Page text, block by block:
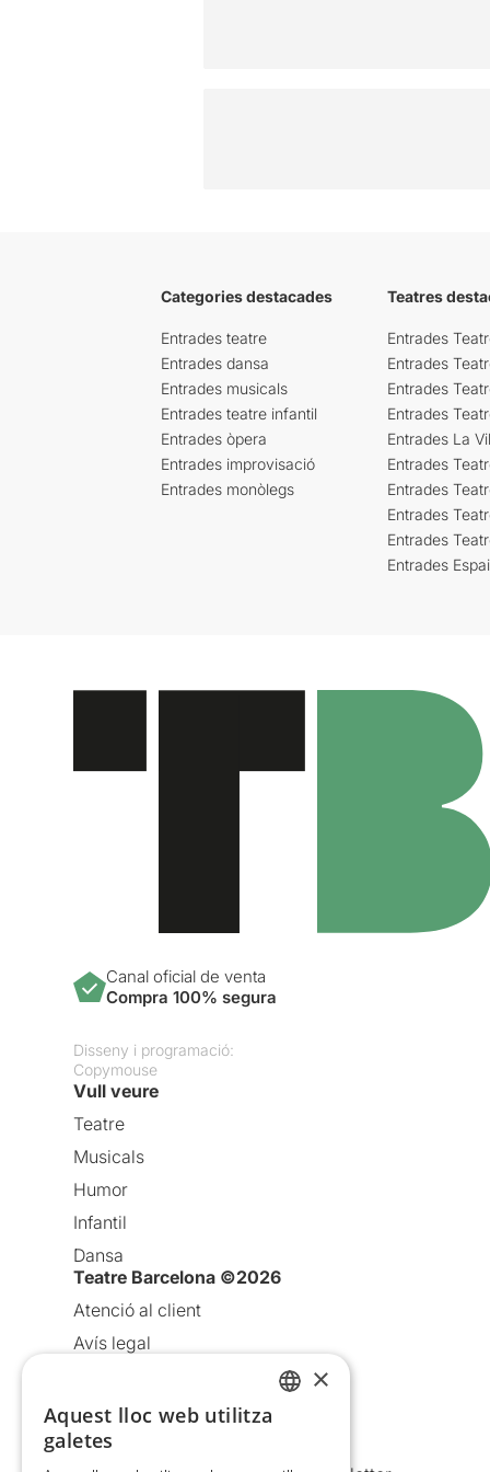
Categories destacades
Entrades teatre
Entrades dansa
Entrades musicals
Entrades teatre infantil
Entrades òpera
Entrades improvisació
Entrades monòlegs
Teatres
Entrades
Entrades
Entrades
Entrades
Entrades La
Entrades
Entrades
Entrades
Entrades
Entrades
Canal oficial de venta
Compra 100% segura
Disseny i programació:
Copymouse
Vull veure
Teatre
Musicals
Humor
Infantil
Dansa
Teatre Barcelona ©2026
Atenció al client
Avís legal
Política de cookies
Condicions d’ús
×
Aquest lloc web utilitza
galetes